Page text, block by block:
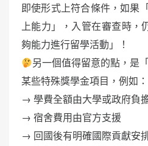
即使形式上符合條件，如果
上能力」，入管在審查時，
夠能力進行留學活動」！
另一個值得留意的點，是
某些特殊獎學金項目，例如：
→ 學費全額由大學或政府負
→ 宿舍費用由官方支援
→ 回國後有明確國際貢獻安